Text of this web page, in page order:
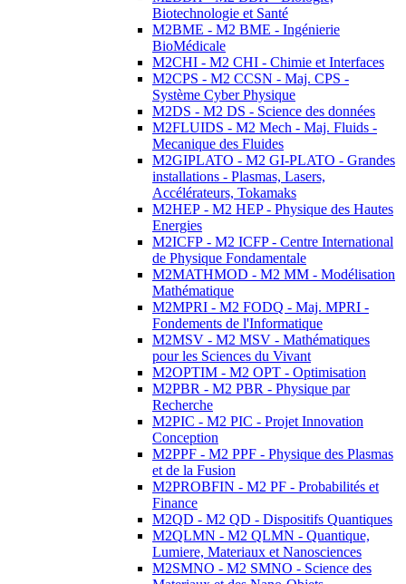
Biotechnologie et Santé
M2BME - M2 BME - Ingénierie
BioMédicale
M2CHI - M2 CHI - Chimie et Interfaces
M2CPS - M2 CCSN - Maj. CPS -
Système Cyber Physique
M2DS - M2 DS - Science des données
M2FLUIDS - M2 Mech - Maj. Fluids -
Mecanique des Fluides
M2GIPLATO - M2 GI-PLATO - Grandes
installations - Plasmas, Lasers,
Accélérateurs, Tokamaks
M2HEP - M2 HEP - Physique des Hautes
Energies
M2ICFP - M2 ICFP - Centre International
de Physique Fondamentale
M2MATHMOD - M2 MM - Modélisation
Mathématique
M2MPRI - M2 FODQ - Maj. MPRI -
Fondements de l'Informatique
M2MSV - M2 MSV - Mathématiques
pour les Sciences du Vivant
M2OPTIM - M2 OPT - Optimisation
M2PBR - M2 PBR - Physique par
Recherche
M2PIC - M2 PIC - Projet Innovation
Conception
M2PPF - M2 PPF - Physique des Plasmas
et de la Fusion
M2PROBFIN - M2 PF - Probabilités et
Finance
M2QD - M2 QD - Dispositifs Quantiques
M2QLMN - M2 QLMN - Quantique,
Lumiere, Materiaux et Nanosciences
M2SMNO - M2 SMNO - Science des